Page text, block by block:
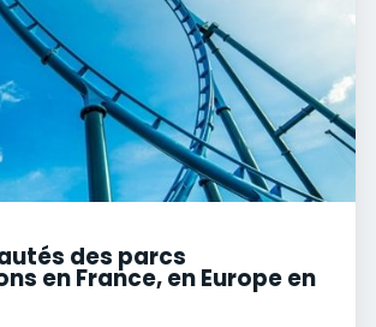
des parcs
en France, en Europe en